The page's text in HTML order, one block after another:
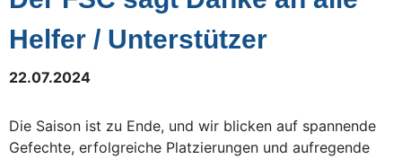
Helfer / Unterstützer
22.07.2024
Die Saison ist zu Ende, und wir blicken auf spannende
Gefechte, erfolgreiche Platzierungen und aufregende